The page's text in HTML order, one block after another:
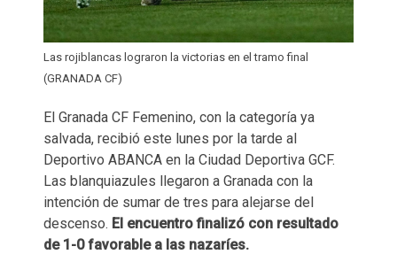
Las rojiblancas lograron la victorias en el tramo final
(GRANADA CF)
El Granada CF Femenino, con la categoría ya
salvada, recibió este lunes por la tarde al
Deportivo ABANCA en la Ciudad Deportiva GCF.
Las blanquiazules llegaron a Granada con la
intención de sumar de tres para alejarse del
descenso. El encuentro finalizó con resultado
de 1-0 favorable a las nazaríes.